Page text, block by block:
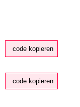
code kopieren
code kopieren